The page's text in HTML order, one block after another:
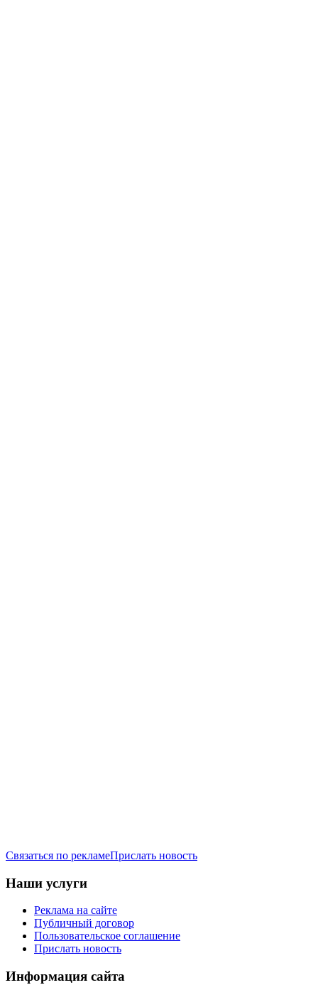
Связаться по рекламеПрислать новость
Наши услуги
Реклама на сайте
Публичный договор
Пользовательское соглашение
Прислать новость
Информация сайта